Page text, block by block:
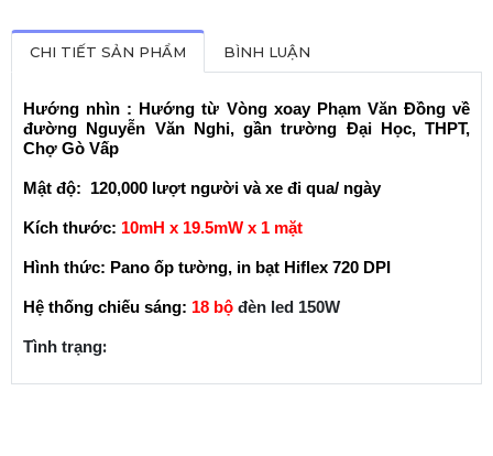
CHI TIẾT SẢN PHẨM BÌNH LUẬN
Hướng nhìn : Hướng từ Vòng xoay Phạm Văn Đồng về
đường Nguyễn Văn Nghi, gần trường Đại Học, THPT,
Chợ Gò Vấp
Mật độ: 120,000 lượt người và xe đi qua/ ngày
Kích thước: 10mH x 19.5mW x 1 mặt
Hình thức: Pano ốp tường, in bạt Hiflex 720 DPI
Hệ thống chiếu sáng: 18 bộ đèn led 150W
Tình trạng: